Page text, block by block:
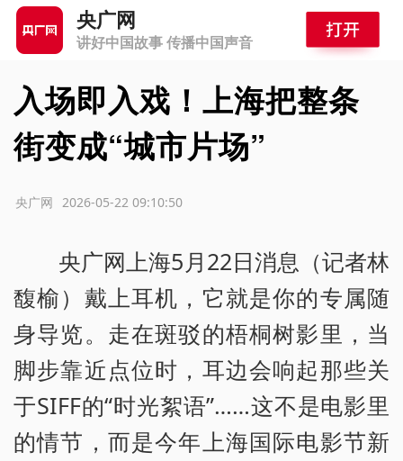
央广网
讲好中国故事 传播中国声音
入场即入戏！上海把整条
街变成“城市片场”
2026-05-22 09:10:50
央广网
央广网上海5月22日消息（记者林
馥榆）戴上耳机，它就是你的专属随
身导览。走在斑驳的梧桐树影里，当
脚步靠近点位时，耳边会响起那些关
于SIFF的“时光絮语”……这不是电影里
的情节，而是今年上海国际电影节新